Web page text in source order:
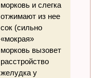
морковь и слегка
отжимают из нее
сок (сильно
«мокрая»
морковь вызовет
расстройство
желудка у